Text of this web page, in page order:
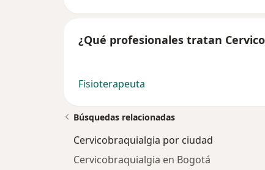
¿Qué profesionales tratan
Fisioterapeuta
Búsquedas relacionadas
Cervicobraquialgia por ciudad
Cervicobraquialgia en Bogotá